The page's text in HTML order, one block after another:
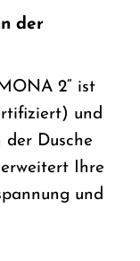
der
2“ ist
und
Dusche
Ihre
und